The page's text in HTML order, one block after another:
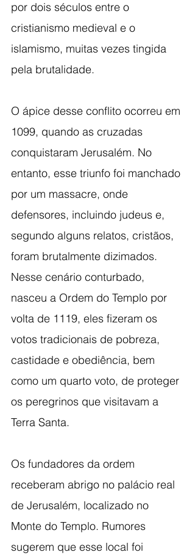
por dois séculos entre o
cristianismo medieval e o
islamismo, muitas vezes tingida
pela brutalidade.
O ápice desse conflito ocorreu em
1099, quando as cruzadas
conquistaram Jerusalém. No
entanto, esse triunfo foi manchado
por um massacre, onde
defensores, incluindo judeus e,
segundo alguns relatos, cristãos,
foram brutalmente dizimados.
Nesse cenário conturbado,
nasceu a Ordem do Templo por
volta de 1119, eles fizeram os
votos tradicionais de pobreza,
castidade e obediência, bem
como um quarto voto, de proteger
os peregrinos que visitavam a
Terra Santa.
Os fundadores da ordem
receberam abrigo no palácio real
de Jerusalém, localizado no
Monte do Templo. Rumores
sugerem que esse local foi